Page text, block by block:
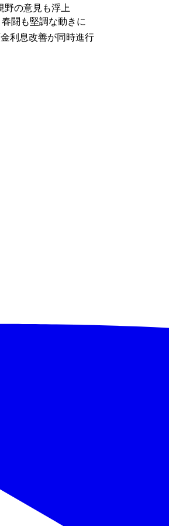
野の意見も浮上
闘も堅調な動きに
利息改善が同時進行